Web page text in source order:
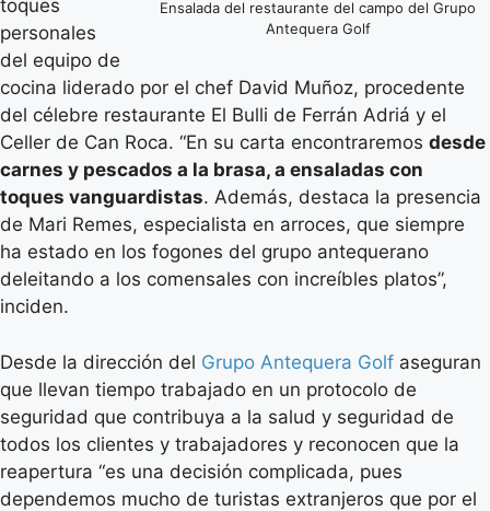
Ensalada del restaurante del campo del Grupo
Antequera Golf
toques
personales
del equipo de
cocina liderado por el chef David Muñoz, procedente
del célebre restaurante El Bulli de Ferrán Adriá y el
Celler de Can Roca. “En su carta encontraremos desde
carnes y pescados a la brasa, a ensaladas con
toques vanguardistas. Además, destaca la presencia
de Mari Remes, especialista en arroces, que siempre
ha estado en los fogones del grupo antequerano
deleitando a los comensales con increíbles platos”,
inciden.
Desde la dirección del Grupo Antequera Golf aseguran
que llevan tiempo trabajado en un protocolo de
seguridad que contribuya a la salud y seguridad de
todos los clientes y trabajadores y reconocen que la
reapertura “es una decisión complicada, pues
dependemos mucho de turistas extranjeros que por el